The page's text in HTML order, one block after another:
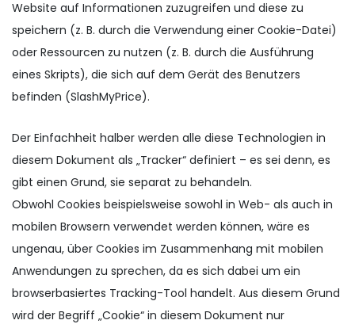
Website auf Informationen zuzugreifen und diese zu
speichern (z. B. durch die Verwendung einer Cookie-Datei)
oder Ressourcen zu nutzen (z. B. durch die Ausführung
eines Skripts), die sich auf dem Gerät des Benutzers
befinden (SlashMyPrice).
Der Einfachheit halber werden alle diese Technologien in
diesem Dokument als „Tracker“ definiert – es sei denn, es
gibt einen Grund, sie separat zu behandeln.
Obwohl Cookies beispielsweise sowohl in Web- als auch in
mobilen Browsern verwendet werden können, wäre es
ungenau, über Cookies im Zusammenhang mit mobilen
Anwendungen zu sprechen, da es sich dabei um ein
browserbasiertes Tracking-Tool handelt. Aus diesem Grund
wird der Begriff „Cookie“ in diesem Dokument nur